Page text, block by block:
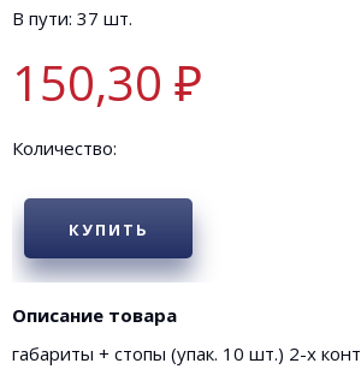
В пути: 37 шт.
150,30 ₽
Количество:
КУПИТЬ
Описание товара
габариты + стопы (упак. 10 шт.) 2-х конт